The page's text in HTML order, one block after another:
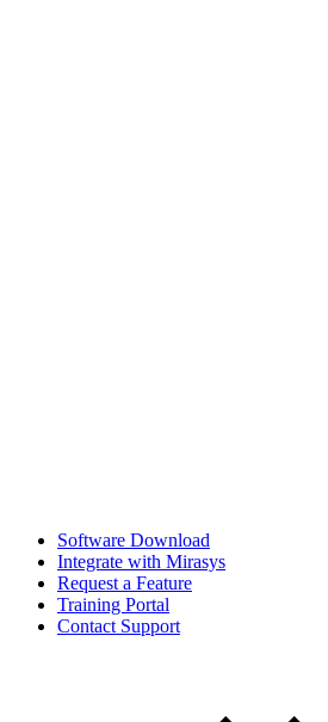
Software Download
Integrate with Mirasys
Request a Feature
Training Portal
Contact Support